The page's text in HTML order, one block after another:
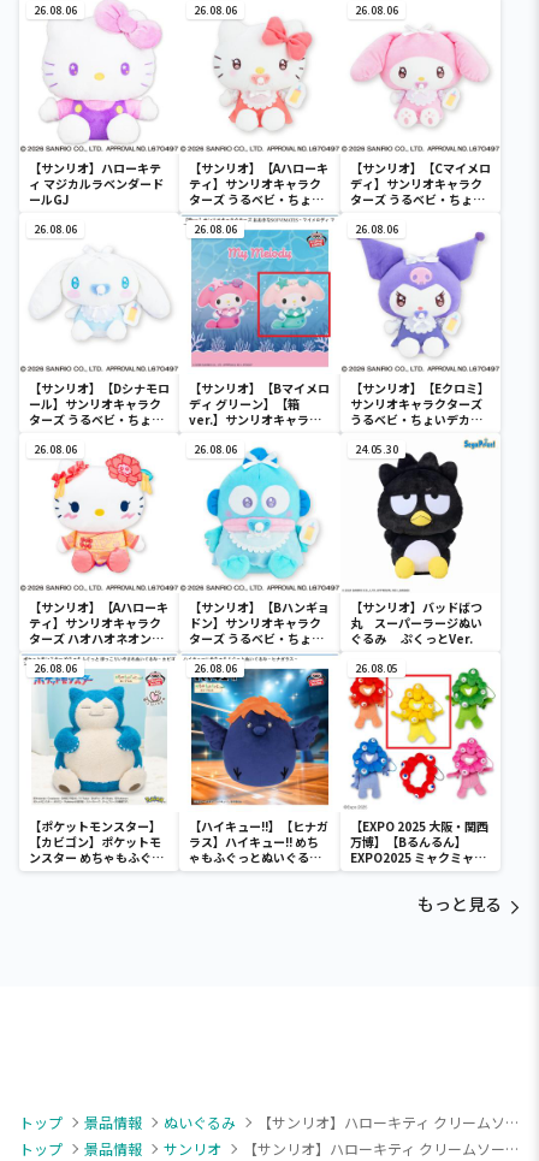
26.08.06
【サンリオ】ハローキテ
ィ マジカルラベンダード
ールGJ
26.08.06
【サンリオ】【Aハローキ
ティ】サンリオキャラク
ターズ うるベビ・ちょい
デカドール
26.08.06
【サンリオ】【Cマイメロ
ディ】サンリオキャラク
ターズ うるベビ・ちょい
26.08.06
【サンリオ】【Dシナモロ
ール】サンリオキャラク
ターズ うるベビ・ちょい
26.08.06
【サンリオ】【Bマイメロ
ディ グリーン】【箱
ver.】サンリオキャラク
SOFVIMATES～マイメロ
ディ マーメイドver. ～
26.08.06
【サンリオ】【Eクロミ】
サンリオキャラクターズ
うるベビ・ちょいデカド
26.08.06
【サンリオ】【Aハローキ
ティ】サンリオキャラク
ターズ ハオハオネオンタ
ウンドールBIGタイプ1
26.08.06
【サンリオ】【Bハンギョ
ドン】サンリオキャラク
ターズ うるベビ・ちょい
デカドール
24.05.30
【サンリオ】バッドばつ
丸 スーパーラージぬい
ぐるみ ぷくっとVer.
26.08.06
【ポケットモンスター】
【カビゴン】ポケットモ
ンスター めちゃもふぐっ
と ほっこりいやされぬい
26.08.06
【ハイキュー!!】【ヒナガ
ラス】ハイキュー!! めち
ゃもふぐっとぬいぐるみ
～ヒナガラス～
26.08.05
【EXPO 2025 大阪・関西
万博】【Bるんるん】
EXPO2025 ミャクミャク
カラフルゴム紐付きぬい
もっと見る
トップ 景品情報 ぬいぐるみ
【サンリオ】ハローキティ クリームソーダドールGJ
トップ
景品情報 サンリオ 【サンリオ】ハローキティ クリームソーダドールGJ